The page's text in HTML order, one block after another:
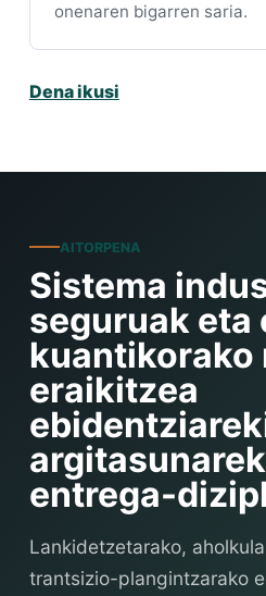
onenaren bigarren saria.
Dena ikusi
AITORPENA
Sistema
seguruak eta
kuantikorako
eraikitzea
entrega-
Lankidetzetarako,
trantsizio-plangintzarako